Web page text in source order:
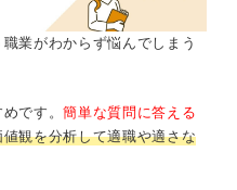
業がわからず悩んでしまう
めです。簡単な質問に答える
観を分析して適職や適さな